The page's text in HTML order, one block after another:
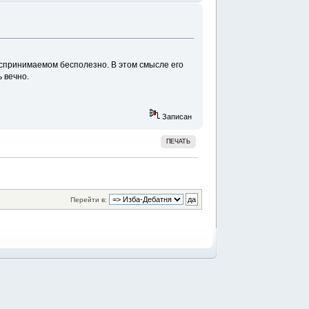
бесполезно. В этом смысле его
вечно.
Записан
ПЕЧАТЬ
Перейти в: